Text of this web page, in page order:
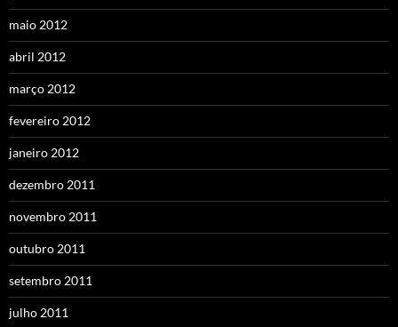
maio 2012
abril 2012
março 2012
fevereiro 2012
janeiro 2012
dezembro 2011
novembro 2011
outubro 2011
setembro 2011
julho 2011